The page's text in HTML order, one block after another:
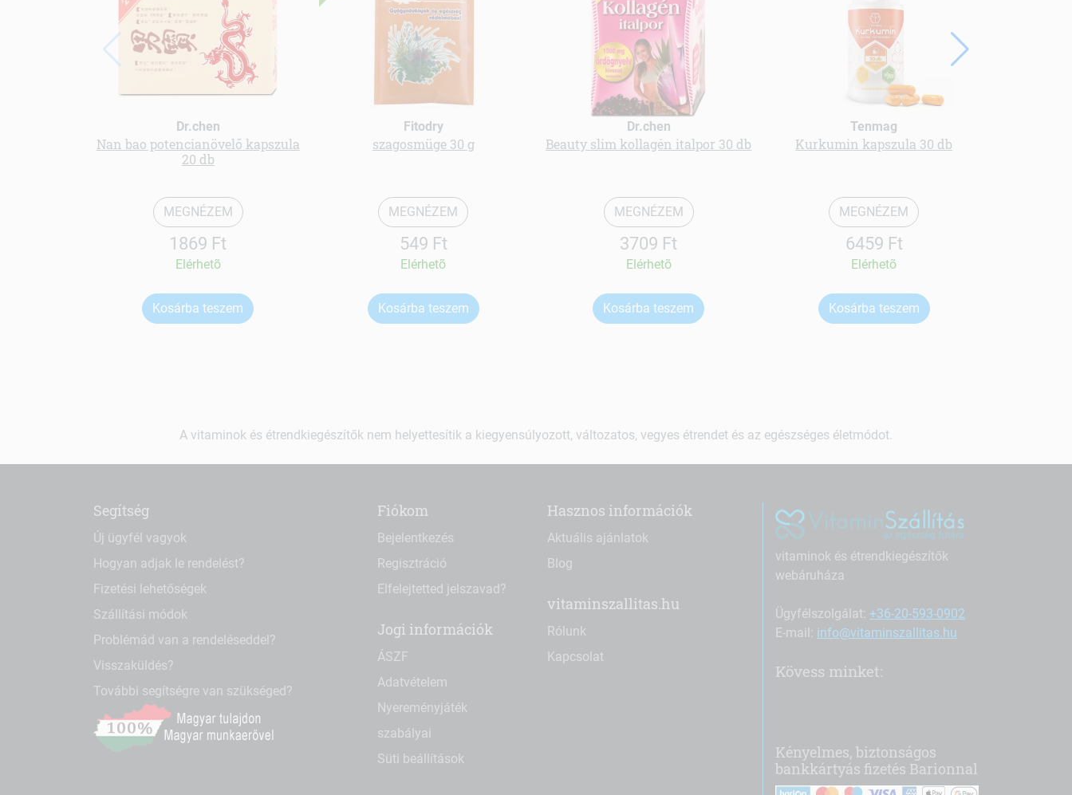
Dr.chen
Nan bao potencianövelő kapszula
20 db
MEGNÉZEM
1869 Ft
Elérhetõ
Kosárba teszem
Fitodry
szagosmüge 30 g
MEGNÉZEM
549 Ft
Elérhetõ
Kosárba teszem
Dr.chen
Beauty slim kollagén italpor 30 db
MEGNÉZEM
3709 Ft
Elérhetõ
Kosárba teszem
Tenmag
Kurkumin kapszula 30 db
MEGNÉZEM
6459 Ft
Elérhetõ
Kosárba teszem
A vitaminok és étrendkiegészítők nem helyettesítik a kiegyensúlyozott, változatos, vegyes étrendet és az egészséges életmódot.
Segítség
Új ügyfél vagyok
Hogyan adjak le rendelést?
Fizetési lehetőségek
Szállítási módok
Problémád van a rendeléseddel?
Visszaküldés?
További segítségre van szükséged?
Fiókom
Bejelentkezés
Regisztráció
Elfelejtetted jelszavad?
Jogi információk
ÁSZF
Adatvételem
Nyereményjáték
szabályai
Süti beállítások
Hasznos információk
Aktuális ajánlatok
Blog
vitaminszallitas.hu
Rólunk
Kapcsolat
vitaminok és étrendkiegészítők
webáruháza
Ügyfélszolgálat: +36-20-593-0902
E-mail: info@vitaminszallitas.hu
Kövess minket:
Kényelmes, biztonságos
bankkártyás fizetés Barionnal